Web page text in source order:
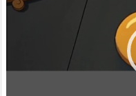
レ
ー